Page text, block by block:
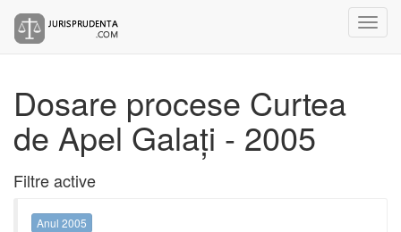
Dosare procese Curtea
de Apel Galați - 2005
Filtre active
Anul 2005